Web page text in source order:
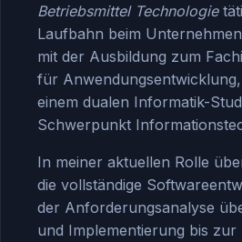
Betriebsmittel Technologie
Laufbahn beim
mit der Ausbildung zum
für
einem dualen Informatik-
Schwerpunkt
In meiner aktuellen Rolle
die vollständige
der Anforderungsanalyse
und Implementierung bis zur